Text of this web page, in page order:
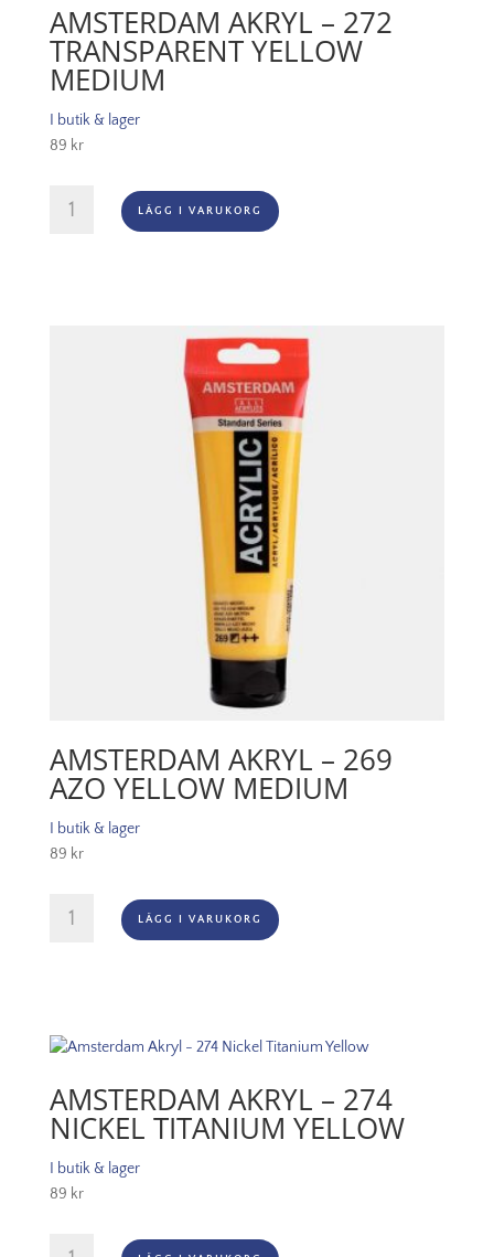
AMSTERDAM AKRYL – 272
TRANSPARENT YELLOW
MEDIUM
I butik & lager
89 kr
Amsterdam
Akryl
LÄGG I VARUKORG
AMSTERDAM AKRYL – 269
AZO YELLOW MEDIUM
I butik & lager
89 kr
Amsterdam
Akryl
Yellow
Medium
LÄGG I VARUKORG
AMSTERDAM AKRYL – 274
NICKEL TITANIUM YELLOW
I butik & lager
89 kr
Amsterdam